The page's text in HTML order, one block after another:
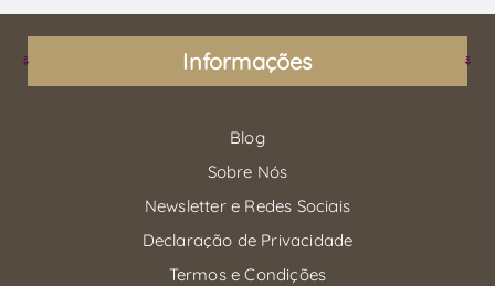
Informações
Blog
Sobre Nós
Newsletter e Redes Sociais
Declaração de Privacidade
Termos e Condições